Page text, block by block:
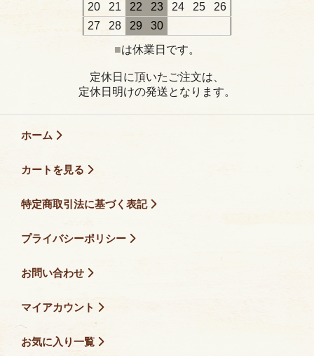
20
21 22 23 24 25
26
27
28 29
30
■は休業日です。
定休日に頂いたご注文は、
定休日明けの発送となります。
ホーム
カートを見る
特定商取引法に基づく表記
プライバシーポリシー
お問い合わせ
マイアカウント
お気に入り一覧